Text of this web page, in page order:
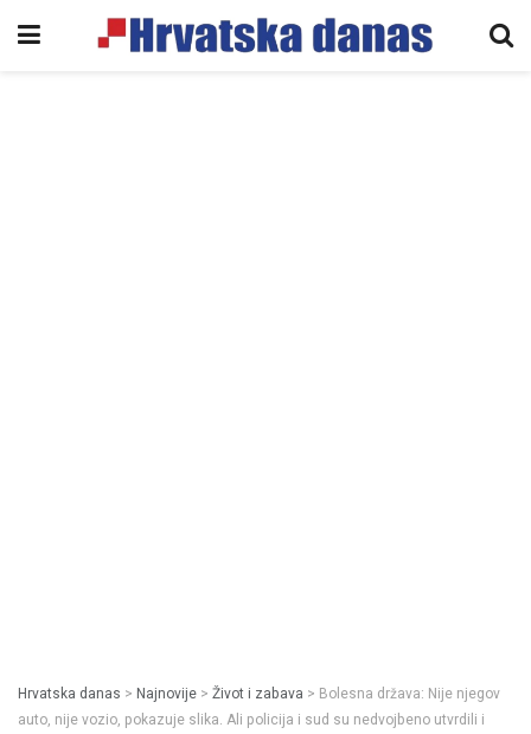
Hrvatska danas > Najnovije > Život i zabava > Bolesna država: Nije njegov
auto, nije vozio, pokazuje slika. Ali policija i sud su nedvojbeno utvrdili i